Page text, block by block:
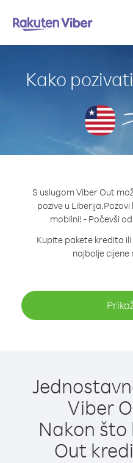
Kako
S uslugom Viber Out
pozive u Liberija.Pozovi
mobilni! - Počevši
Kupite pakete kredita
najbolje cijene
Viber
Nakon
Out